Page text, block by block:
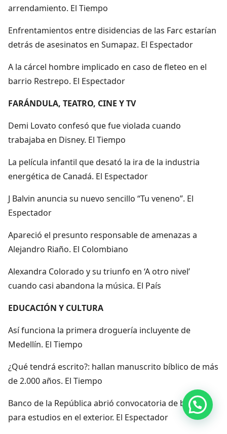
arrendamiento. El Tiempo
Enfrentamientos entre disidencias de las Farc estarían
detrás de asesinatos en Sumapaz. El Espectador
A la cárcel hombre implicado en caso de fleteo en el
barrio Restrepo. El Espectador
FARÁNDULA, TEATRO, CINE Y TV
Demi Lovato confesó que fue violada cuando
trabajaba en Disney. El Tiempo
La película infantil que desató la ira de la industria
energética de Canadá. El Espectador
J Balvin anuncia su nuevo sencillo “Tu veneno”. El
Espectador
Apareció el presunto responsable de amenazas a
Alejandro Riaño. El Colombiano
Alexandra Colorado y su triunfo en ‘A otro nivel’
cuando casi abandona la música. El País
EDUCACIÓN Y CULTURA
Así funciona la primera droguería incluyente de
Medellín. El Tiempo
¿Qué tendrá escrito?: hallan manuscrito bíblico de más
de 2.000 años. El Tiempo
Banco de la República abrió convocatoria de becas
para estudios en el exterior. El Espectador
Hola, por aquí puedes contactarnos